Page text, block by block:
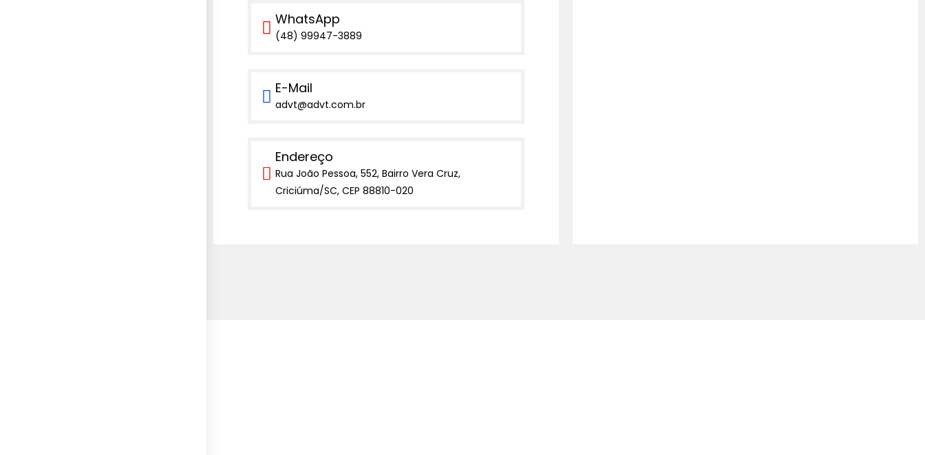
WhatsApp
(48) 99947-3889
E-Mail
advt@advt.com.br
Endereço
Rua João Pessoa, 552, Bairro Vera Cruz,
Criciúma/SC, CEP 88810-020